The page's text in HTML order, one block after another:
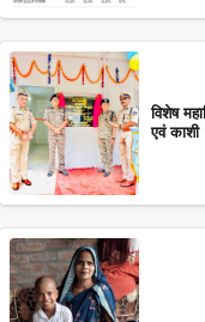
विशेष
एवं काशी